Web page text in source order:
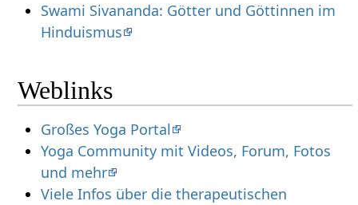
Swami Sivananda: Götter und Göttinnen im
Hinduismus
Weblinks
Großes Yoga Portal
Yoga Community mit Videos, Forum, Fotos
und mehr
Viele Infos über die therapeutischen